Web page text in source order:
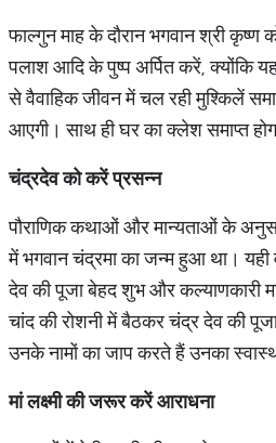
फाल्गुन माह के दौरान भगवान श्री
पलाश आदि के पुष्प अर्पित करें, क्योंकि
से वैवाहिक जीवन में चल रही मुश्किलें
आएगी। साथ ही घर का क्लेश समाप्त
चंद्रदेव को करें प्रसन्न
पौराणिक कथाओं और मान्यताओं के
में भगवान चंद्रमा का जन्म हुआ था।
देव की पूजा बेहद शुभ और कल्याणकारी
चांद की रोशनी में बैठकर चंद्र देव की
उनके नामों का जाप करते हैं उनका
मां लक्ष्मी की जरूर करें आराधना